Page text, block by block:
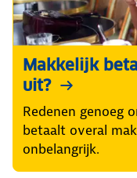
Makkelijk
uit?
Redenen genoeg
betaalt overal
onbelangrijk.